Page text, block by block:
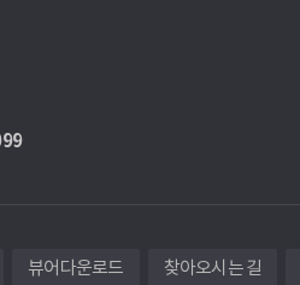
뷰어다운로드 찾아오시는 길